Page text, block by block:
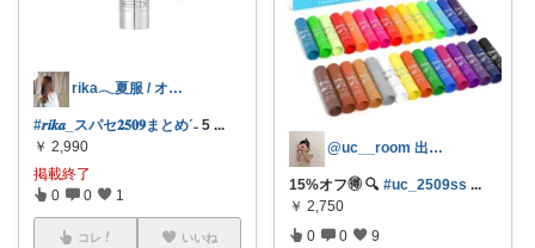
rika𓂃夏服 / オリ写𓍼
#𝒓𝒊𝒌𝒂_スパセ𝟐𝟓𝟎𝟗まとめˊ˗ 5 ...
￥ 2,990
掲載終了
0 0 1
コレ いいね
@uc__room 出産/育児/暮らし
15%オフ🉐 🔍 #uc_2509ss ...
￥ 2,750
0 0 9